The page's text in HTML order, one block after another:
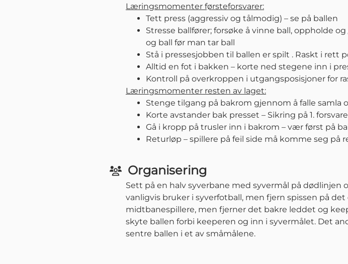
Læringsmomenter førsteforsvarer:
Tett press (aggressiv og tålmodig) – se på ballen
Stresse ballfører; forsøke å vinne ball, oppholde
og ball før man tar ball
Stå i pressesjobben til ballen er spilt . Raskt i rett
Alltid en fot i bakken – korte ned stegene inn i
Kontroll på overkroppen i utgangsposisjoner for
Læringsmomenter resten av laget:
Stenge tilgang på bakrom gjennom å falle samla
Korte avstander bak presset – Sikring på 1.
Gå i kropp på trusler inn i bakrom – vær først på
Returløp – spillere på feil side må komme seg på
Organisering
Sett på en halv syverbane med syvermål på
vanligvis bruker i syverfotball, men fjern spissen på
midtbanespillere, men fjerner det bakre leddet og
skyte ballen forbi keeperen og inn i syvermålet. Det
sentre ballen i et av småmålene.